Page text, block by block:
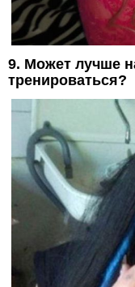
9. Может лучше
тренироваться?